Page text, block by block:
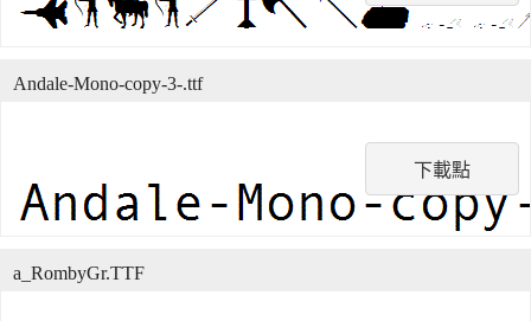
下載點
Andale-Mono-copy-3-.ttf
a_RombyGr.TTF